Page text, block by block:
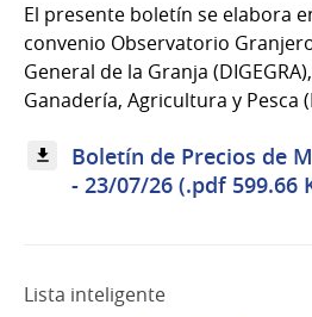
El presente boletín se elabora
convenio Observatorio
General de la Granja
Ganadería, Agricultura y Pesca
Boletín de Precios de
- 23/07/26 (.pdf 599.66
Lista inteligente